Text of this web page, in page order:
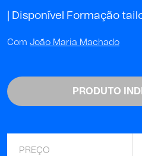
| Disponível Formação
Com João Maria Machado
PRODUTO
PREÇO